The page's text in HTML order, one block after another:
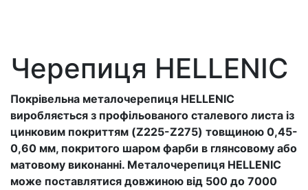
Черепиця HELLENIC
Покрівельна металочерепиця HELLENIC
виробляється з профільованого сталевого листа із
цинковим покриттям (Z225-Z275) товщиною 0,45-
0,60 мм, покритого шаром фарби в глянсовому або
матовому виконанні. Металочерепиця HELLENIC
може поставлятися довжиною від 500 до 7000